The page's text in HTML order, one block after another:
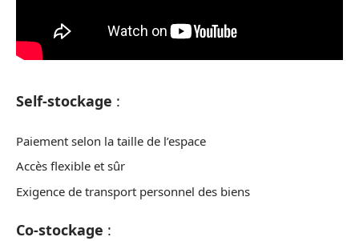
Self-stockage :
Paiement selon la taille de l’espace
Accès flexible et sûr
Exigence de transport personnel des biens
Co-stockage :